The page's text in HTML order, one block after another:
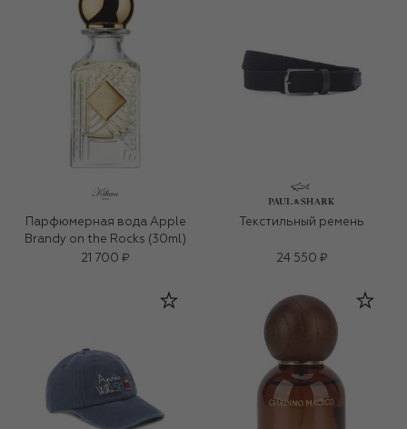
Парфюмерная вода Apple
Brandy on the Rocks (30ml)
21 700 ₽
Текстильный ремень
24 550 ₽